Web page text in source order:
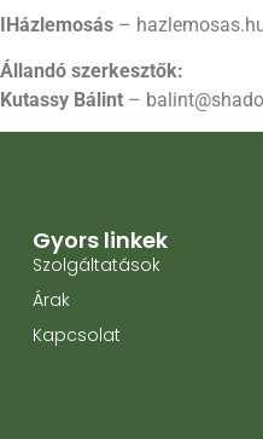
IHázlemosás –
Állandó szerkesztők:
Kutassy Bálint –
Gyors linkek
Szolgáltatások
Árak
Kapcsolat